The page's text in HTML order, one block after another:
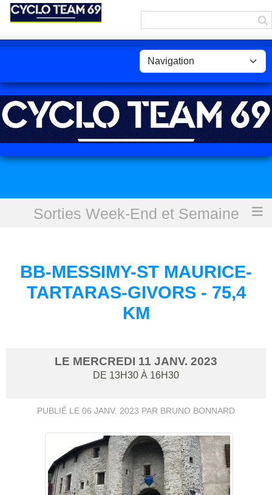
Sorties Week-End et Semaine
BB-Messimy-St Maurice-Tartaras-Givors - 75,4 km
BB-MESSIMY-ST MAURICE-
TARTARAS-GIVORS - 75,4
KM
LE MERCREDI 11 JANV. 2023
DE 13H30 À 16H30
PUBLIÉ LE 06 JANV. 2023 PAR BRUNO BONNARD
Panneau de gestion des cookies